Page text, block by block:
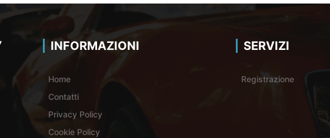
INFORMAZIONI
Home
Contatti
Privacy Policy
Cookie Policy
SERVIZI
Registrazione